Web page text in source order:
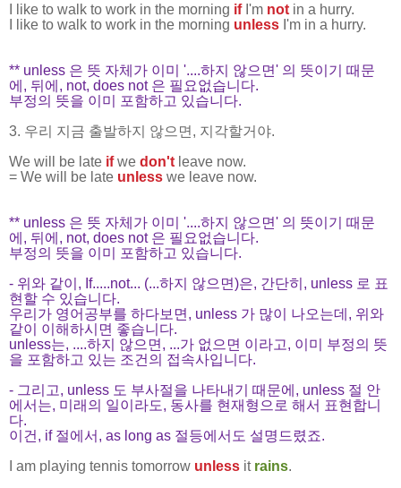
I like to walk to work in the morning ifI'm not in a hurry.
I like to walk to work in the morning unless I'm in a hurry.
** unless 은 뜻 자체가 이미 '....하지 않으면' 의 뜻이기 때문
에, 뒤에, not, does not 은 필요없습니다.
부정의 뜻을 이미 포함하고 있습니다.
3. 우리 지금 출발하지 않으면, 지각할거야.
We will be late ifwe don't leave now.
= We will be late unless we leave now.
** unless 은 뜻 자체가 이미 '....하지 않으면' 의 뜻이기 때문
에, 뒤에, not, does not 은 필요없습니다.
부정의 뜻을 이미 포함하고 있습니다.
- 위와 같이, If.....not... (...하지 않으면)은, 간단히, unless 로 표
현할 수 있습니다.
우리가 영어공부를 하다보면, unless 가 많이 나오는데, 위와
같이 이해하시면 좋습니다.
unless는, ....하지 않으면, ...가 없으면 이라고, 이미 부정의 뜻
을 포함하고 있는 조건의 접속사입니다.
- 그리고, unless 도 부사절을 나타내기 때문에, unless 절 안
에서는, 미래의 일이라도, 동사를 현재형으로 해서 표현합니
다.
이건, if 절에서, as long as 절등에서도 설명드렸죠.
I am playing tennis tomorrow unless it rains.